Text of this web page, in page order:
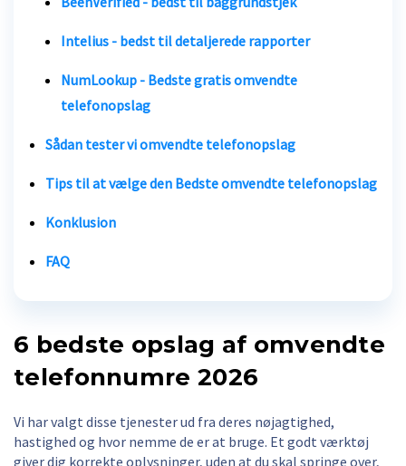
Intelius - bedst til detaljerede rapporter
NumLookup - Bedste gratis omvendte
telefonopslag
Sådan tester vi omvendte telefonopslag
Tips til at vælge den Bedste omvendte telefonopslag
Konklusion
FAQ
6 bedste opslag af omvendte
telefonnumre 2026
Vi har valgt disse tjenester ud fra deres nøjagtighed,
hastighed og hvor nemme de er at bruge. Et godt værktøj
giver dig korrekte oplysninger, uden at du skal springe over,